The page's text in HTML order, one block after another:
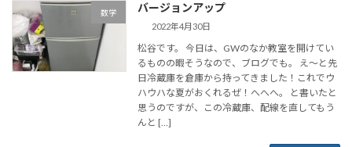
数学 バージョンアップ
2022年4月30日
松谷です。 今日は、GWのなか教室を開けてい
るものの暇そうなので、ブログでも。 え～と先
日冷蔵庫を倉庫から持ってきました！これでウ
ハウハな夏がおくれるぜ！へへへ。 と書いたと
思うのですが、この冷蔵庫、配線を直してもう
んと […]